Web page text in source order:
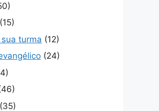
(15)
turma (12)
(24)
(35)